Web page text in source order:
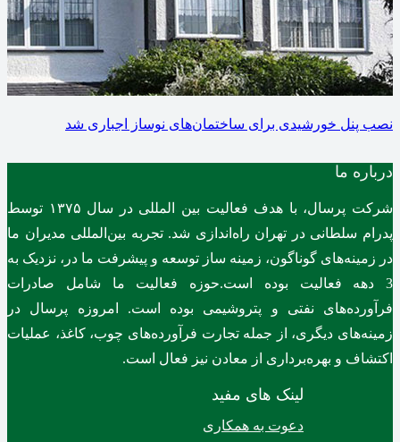
نصب پنل خورشیدی برای ساختمان‌های نوساز اجباری شد
درباره ما
شرکت پرسال، با هدف فعالیت بین المللی در سال ۱۳۷۵ توسط
پدرام سلطانی در تهران راه‌اندازی شد. تجربه بین‌المللی مدیران ما
در زمینه‌های گوناگون، زمینه ساز توسعه و پیشرفت ما در، نزدیک به
3 دهه فعالیت بوده است.حوزه فعالیت ما شامل صادرات
فرآورده‌های نفتی و پتروشیمی بوده است. امروزه پرسال در
زمینه‌های دیگری، از جمله تجارت فرآورده‌های چوب، کاغذ، عملیات
اکتشاف و بهره‌برداری از معادن نیز فعال است.
لینک های مفید
دعوت به همکاری